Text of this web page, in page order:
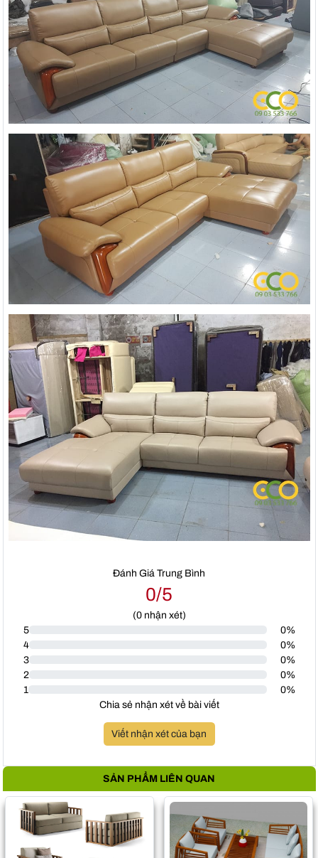
Đánh Giá Trung Bình
0/5
(0nhận xét)
5
0%
4
0%
3
0%
2
0%
1
0%
Chia sẻ nhận xét về bài viết
Viết nhận xét của bạn
SẢN PHẨM LIÊN QUAN